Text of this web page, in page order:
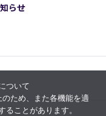
らせ
ついて
ため、また各機能を適
ことがあります。